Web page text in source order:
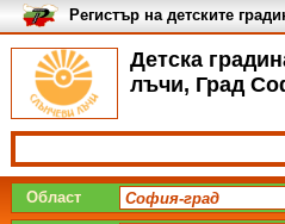
Детска
лъчи, Град
Регистър на детските
България
Област